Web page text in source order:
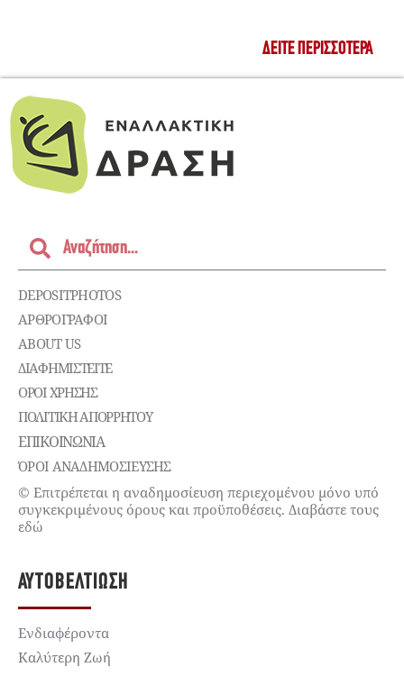
ΔΕΊΤΕ ΠΕΡΙΣΣΌΤΕΡΑ
DEPOSITPHOTOS
ΑΡΘΡΟΓΡΑΦΟΙ
ABOUT US
ΔΙΑΦΗΜΙΣΤΕΊΤΕ
ΌΡΟΙ ΧΡΉΣΗΣ
ΠΟΛΙΤΙΚΉ ΑΠΟΡΡΉΤΟΥ
ΕΠΙΚΟΙΝΩΝΊΑ
ΌΡΟΙ ΑΝΑΔΗΜΟΣΙΕΥΣΗΣ
© Επιτρέπεται η αναδημοσίευση περιεχομένου μόνο υπό
συγκεκριμένους όρους και προϋποθέσεις. Διαβάστε τους
εδώ
ΑΥΤΟΒΕΛΤΊΩΣΗ
Ενδιαφέροντα
Καλύτερη Ζωή